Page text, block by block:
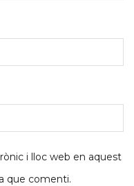
i lloc web en aquest
que comenti.